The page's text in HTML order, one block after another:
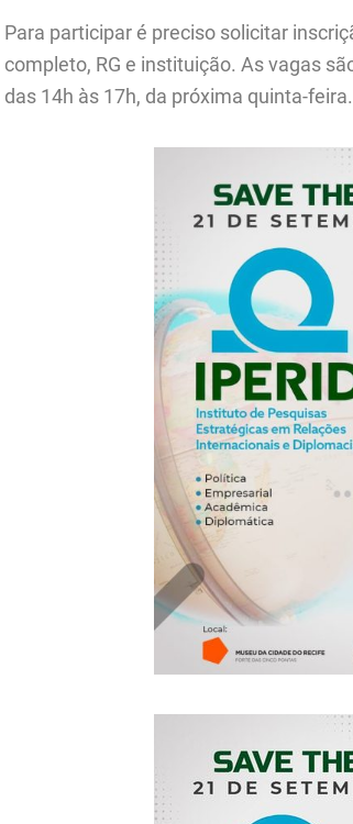
Para participar é preciso solicitar
completo, RG e instituição. As vagas
das 14h às 17h, da próxima quinta-feira.